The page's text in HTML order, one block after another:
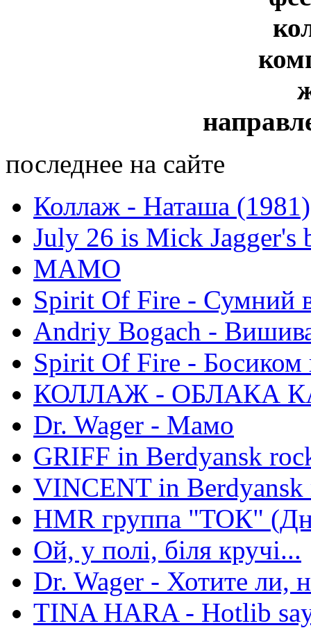
последнее на сайте
Коллаж - Наташа (1981)
July 26 is Mick Jagger's
МАМО
Spirit Of Fire - Сумний
Andriy Bogach -
Spirit Of Fire - Босиком
КОЛЛАЖ - ОБЛАКА
Dr. Wager - Мамо
GRIFF in Berdyansk
VINCENT in
HMR группа "ТОК"
Ой, у полі, біля кручі...
Dr. Wager - Хотите ли,
TINA HARA - Hotlib